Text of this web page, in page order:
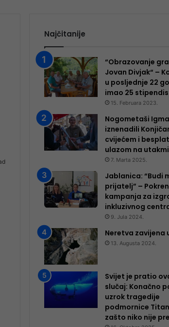
Najčitanije
“Obrazovanje
Jovan Divjak“ –
u posljednje 22
imao 25
15. Februara 2023.
Nogometaši
iznenadili
cvijećem i
ulazom na
7. Marta 2025.
Jablanica: “Budi
prijatelj” –
kampanja za
inkluzivnog
9. Jula 2024.
Neretva zavijena
13. Augusta 2024.
Svijet je pratio
slučaj: Konačno
uzrok tragedije
podmornice
zašto niko nije